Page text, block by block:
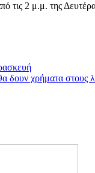
τις 2 μ.μ. της
χρήματα στους